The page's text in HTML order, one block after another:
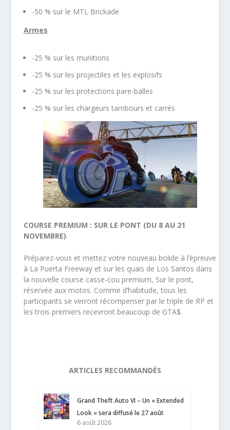
-50 % sur le MTL Brickade
Armes
-25 % sur les munitions
-25 % sur les projectiles et les explosifs
-25 % sur les protections pare-balles
-25 % sur les chargeurs tambours et carrés
COURSE PREMIUM : SUR LE PONT (DU 8 AU 21
NOVEMBRE)
Préparez-vous et mettez votre nouveau bolide à l’épreuve
à La Puerta Freeway et sur les quais de Los Santos dans
la nouvelle course casse-cou premium, Sur le pont,
réservée aux motos. Comme d’habitude, tous les
participants se verront récompenser par le triple de RP et
les trois premiers recevront beaucoup de GTA$.
ARTICLES RECOMMANDÉS
Grand Theft Auto VI – Un « Extended
Look » sera diffusé le 27 août
6 août 2026